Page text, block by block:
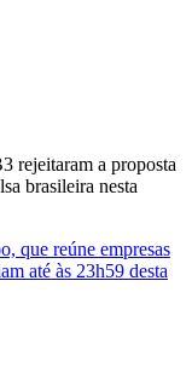
rejeitaram a proposta
brasileira nesta
que reúne empresas
até às 23h59 desta